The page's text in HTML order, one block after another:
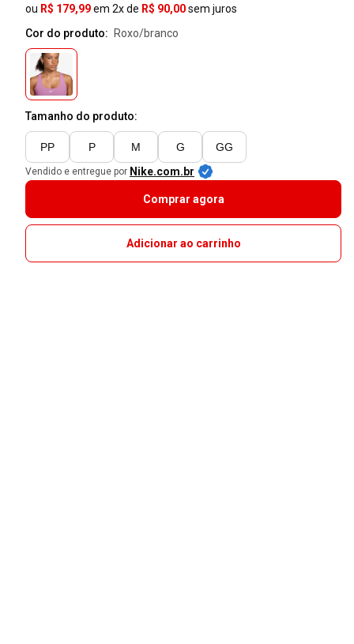
ou R$ 179,99em 2x de R$ 90,00sem juros
Cor do produto:
roxo/branco
Tamanho do produto:
PP P M G GG
Vendido e entregue por Nike.com.br
Comprar agora
Adicionar ao carrinho